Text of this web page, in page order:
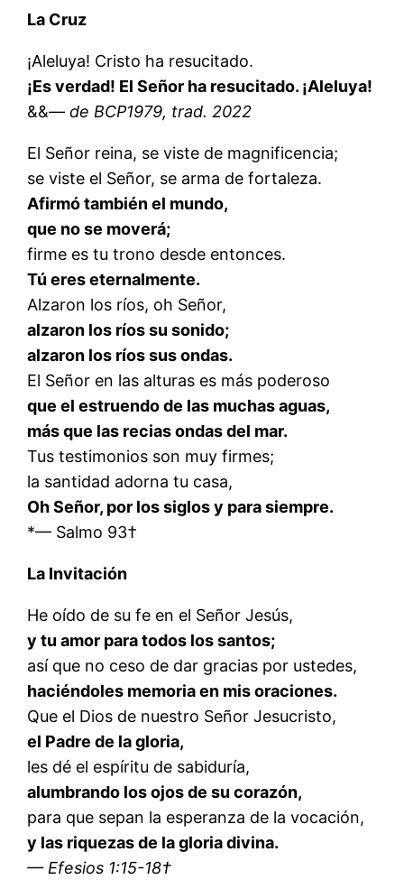
La Cruz
¡Aleluya! Cristo ha resucitado.
¡Es verdad! El Señor ha resucitado. ¡Aleluya!
&&— de BCP1979, trad. 2022
El Señor reina, se viste de magnificencia;
se viste el Señor, se arma de fortaleza.
Afirmó también el mundo,
que no se moverá;
firme es tu trono desde entonces.
Tú eres eternalmente.
Alzaron los ríos, oh Señor,
alzaron los ríos su sonido;
alzaron los ríos sus ondas.
El Señor en las alturas es más poderoso
que el estruendo de las muchas aguas,
más que las recias ondas del mar.
Tus testimonios son muy firmes;
la santidad adorna tu casa,
Oh Señor, por los siglos y para siempre.
*— Salmo 93†
La Invitación
He oído de su fe en el Señor Jesús,
y tu amor para todos los santos;
así que no ceso de dar gracias por ustedes,
haciéndoles memoria en mis oraciones.
Que el Dios de nuestro Señor Jesucristo,
el Padre de la gloria,
les dé el espíritu de sabiduría,
alumbrando los ojos de su corazón,
para que sepan la esperanza de la vocación,
y las riquezas de la gloria divina.
— Efesios 1:15-18†